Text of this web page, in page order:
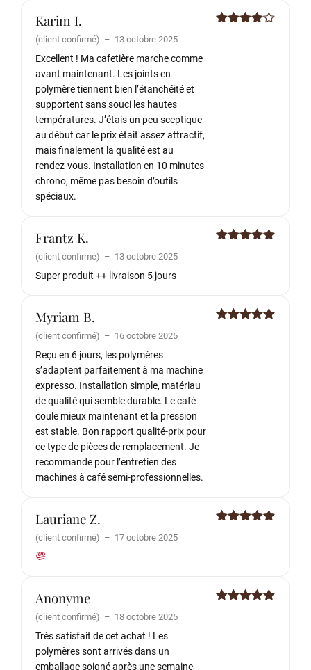
Karim I.
(client confirmé) – 13 octobre 2025
Excellent ! Ma cafetière marche comme
avant maintenant. Les joints en
polymère tiennent bien l’étanchéité et
supportent sans souci les hautes
températures. J’étais un peu sceptique
au début car le prix était assez attractif,
mais finalement la qualité est au
rendez-vous. Installation en 10 minutes
chrono, même pas besoin d’outils
spéciaux.
Frantz K.
(client confirmé) – 13 octobre 2025
Super produit ++ livraison 5 jours
Myriam B.
(client confirmé) – 16 octobre 2025
Reçu en 6 jours, les polymères
s’adaptent parfaitement à ma machine
expresso. Installation simple, matériau
de qualité qui semble durable. Le café
coule mieux maintenant et la pression
est stable. Bon rapport qualité-prix pour
ce type de pièces de remplacement. Je
recommande pour l’entretien des
machines à café semi-professionnelles.
Lauriane Z.
(client confirmé) – 17 octobre 2025
Anonyme
(client confirmé) – 18 octobre 2025
Très satisfait de cet achat ! Les
polymères sont arrivés dans un
emballage soigné après une semaine